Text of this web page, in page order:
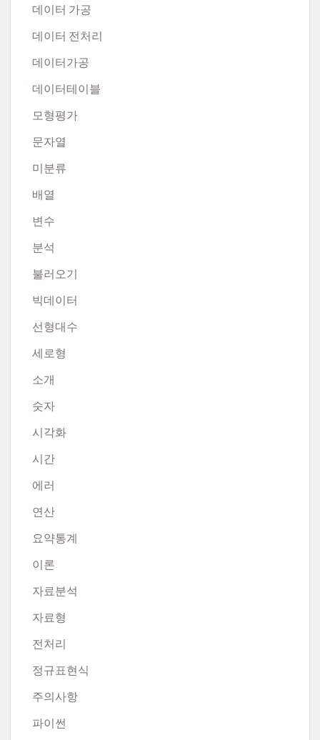
데이터 가공
데이터 전처리
데이터가공
데이터테이블
모형평가
문자열
미분류
배열
변수
분석
불러오기
빅데이터
선형대수
세로형
소개
숫자
시각화
시간
에러
연산
요약통계
이론
자료분석
자료형
전처리
정규표현식
주의사항
파이썬